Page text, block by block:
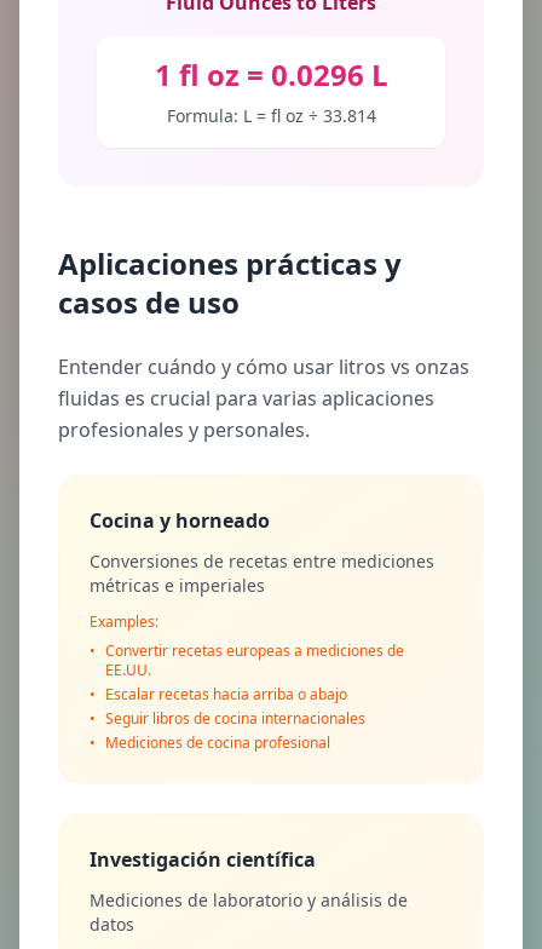
1 fl oz = 0.0296 L
Formula: L = fl oz ÷ 33.814
Aplicaciones prácticas y
casos de uso
Entender cuándo y cómo usar litros vs onzas
fluidas es crucial para varias aplicaciones
profesionales y personales.
Cocina y horneado
Conversiones de recetas entre mediciones
métricas e imperiales
Examples:
• Convertir recetas europeas a mediciones de
EE.UU.
• Escalar recetas hacia arriba o abajo
• Seguir libros de cocina internacionales
• Mediciones de cocina profesional
Investigación científica
Mediciones de laboratorio y análisis de
datos